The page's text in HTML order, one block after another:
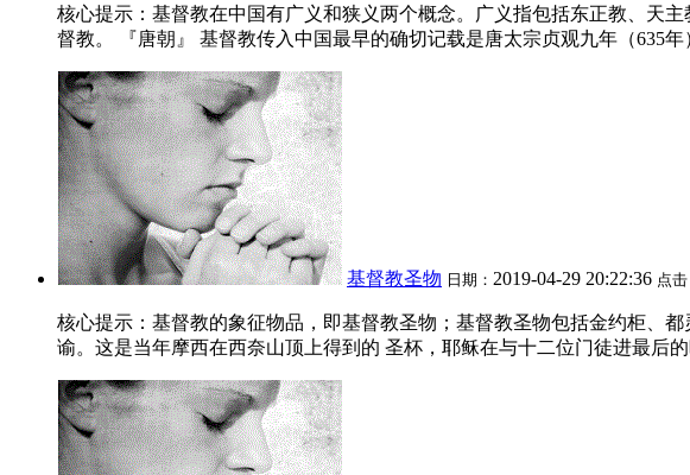
核心提示：基督教在中国有广义和狭义两个概念。广义指包括东正教、天
督教。 『唐朝』 基督教传入中国最早的确切记载是唐太宗贞观九年（635年
基督教圣物 日期： 2019-04-29 20:22:36 点击
核心提示：基督教的象征物品，即基督教圣物；基督教圣物包括金约柜、
谕。这是当年摩西在西奈山顶上得到的 圣杯，耶稣在与十二位门徒进最后